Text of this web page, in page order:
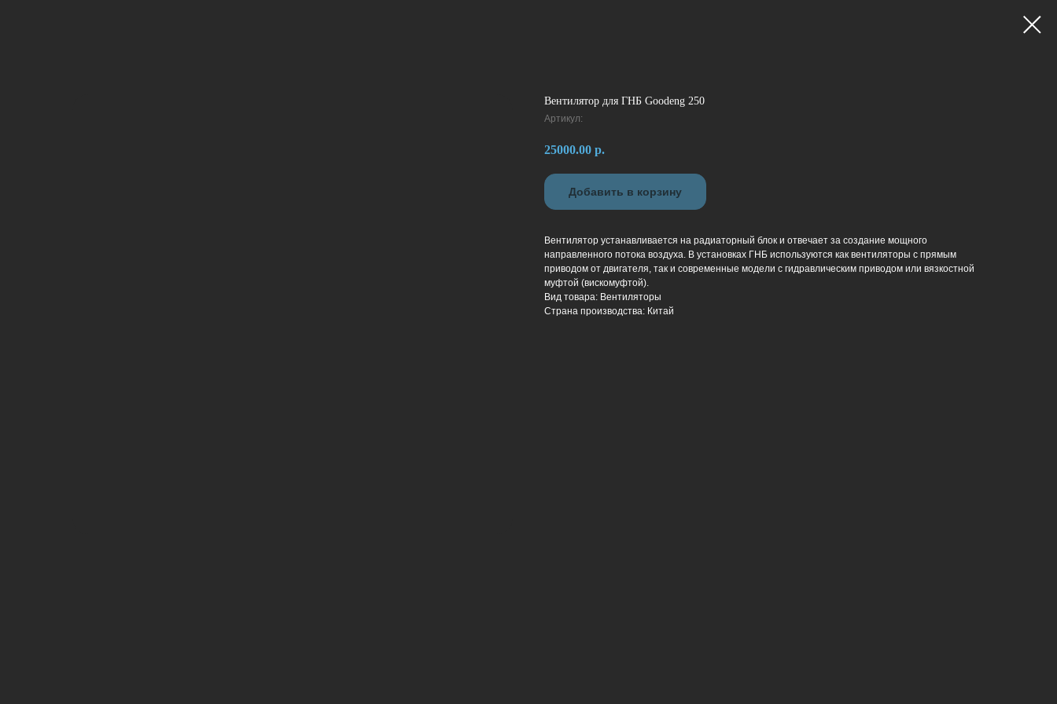
Вентилятор для ГНБ Goodeng 250
Артикул:
25000.00 р.
Добавить в корзину
Вентилятор устанавливается на радиаторный блок и отвечает за создание мощного
направленного потока воздуха. В установках ГНБ используются как вентиляторы с прямым
приводом от двигателя, так и современные модели с гидравлическим приводом или вязкостной
муфтой (вискомуфтой).
Вид товара: Вентиляторы
Страна производства: Китай